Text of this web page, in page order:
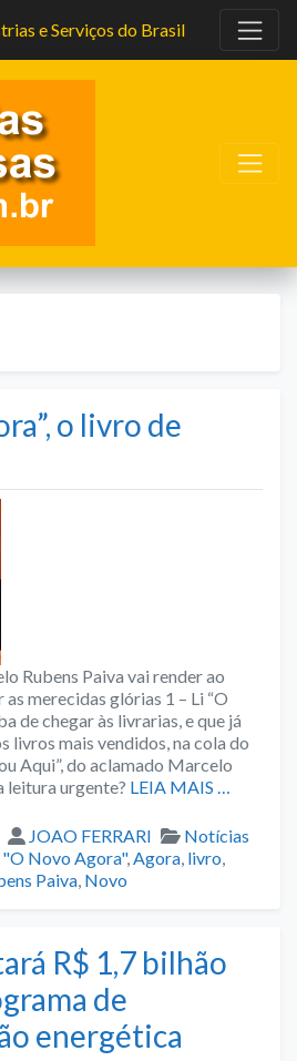
e Serviços do Brasil
o livro de
Rubens Paiva vai render ao
merecidas glórias 1 – Li “O
de chegar às livrarias, e que já
livros mais vendidos, na cola do
Aqui”, do aclamado Marcelo
leitura urgente? LEIA MAIS …
Author
JOAO FERRARI Categories
Notícias
"O Novo Agora",Agora, livro,
Paiva, Novo
R$ 1,7 bilhão
de
energética